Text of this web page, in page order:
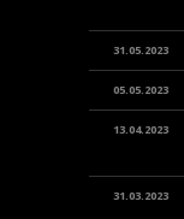
31.05.2023
05.05.2023
13.04.2023
31.03.2023